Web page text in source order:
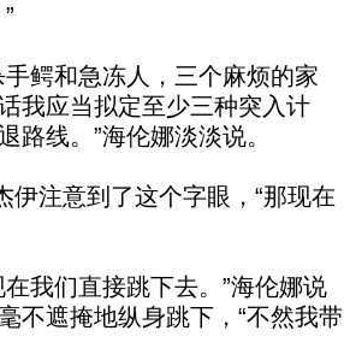
急冻人，三个麻烦的家
我应当拟定至少三种突入计
路线。”海伦娜淡淡说。
意到了这个字眼，“那现在
直接跳下去。”海伦娜说
不遮掩地纵身跳下，“不然我带